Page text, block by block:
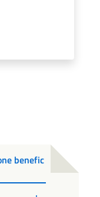
benefic